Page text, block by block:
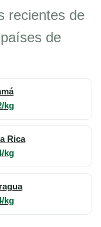
recientes de
de
kg
Rica
kg
kg